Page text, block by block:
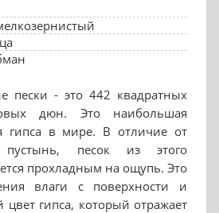
пески - это 442 квадратных
дюн. Это наибольшая
гипса в мире. В отличие от
пустынь, песок из этого
прохладным на ощупь. Это
влаги с поверхности и
гипса, который отражает